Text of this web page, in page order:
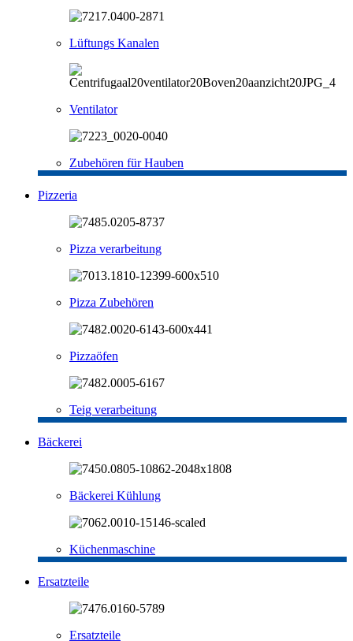
Lüftungs Kanalen
Ventilator
Zubehören für Hauben
Pizzeria
Pizza verarbeitung
Pizza Zubehören
Pizzaöfen
Teig verarbeitung
Bäckerei
Bäckerei Kühlung
Küchenmaschine
Ersatzteile
Ersatzteile